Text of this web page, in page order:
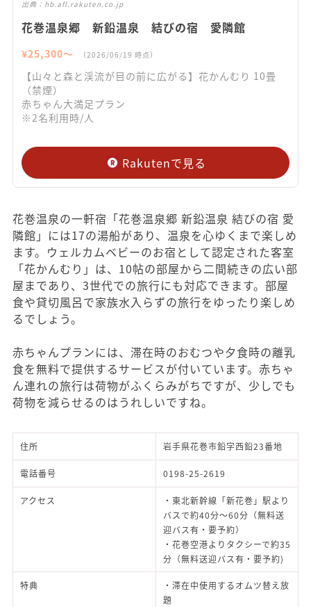
出典： hb.afl.rakuten.co.jp
花巻温泉郷 新鉛温泉 結びの宿 愛隣館
¥25,300〜 （2026/06/19 時点）
【山々と森と渓流が目の前に広がる】花かんむり 10畳
（禁煙）
赤ちゃん大満足プラン
※2名利用時/人
Rakutenで見る
花巻温泉の一軒宿「花巻温泉郷 新鉛温泉 結びの宿 愛
隣館」には17の湯船があり、温泉を心ゆくまで楽しめ
ます。ウェルカムベビーのお宿として認定された客室
「花かんむり」は、10帖の部屋から二間続きの広い部
屋まであり、3世代での旅行にも対応できます。部屋
食や貸切風呂で家族水入らずの旅行をゆったり楽しめ
るでしょう。
赤ちゃんプランには、滞在時のおむつや夕食時の離乳
食を無料で提供するサービスが付いています。赤ちゃ
ん連れの旅行は荷物がふくらみがちですが、少しでも
荷物を減らせるのはうれしいですね。
住所 岩手県花巻市鉛字西鉛23番地
電話番号 0198-25-2619
アクセス
・東北新幹線「新花巻」駅より
バスで約40分～60分（無料送
迎バス有・要予約）
・花巻空港よりタクシーで約35
分（無料送迎バス有・要予約)
特典
・滞在中使用するオムツ替え放
題